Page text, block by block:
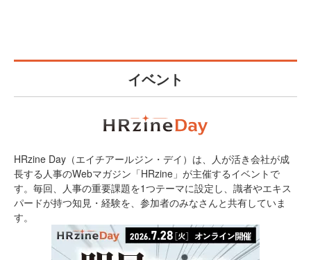
イベント
HRzine Day（エイチアールジン・デイ）は、人が活き会社が成
長する人事のWebマガジン「HRzine」が主催するイベントで
す。毎回、人事の重要課題を1つテーマに設定し、識者やエキス
パードが持つ知見・経験を、参加者のみなさんと共有していま
す。